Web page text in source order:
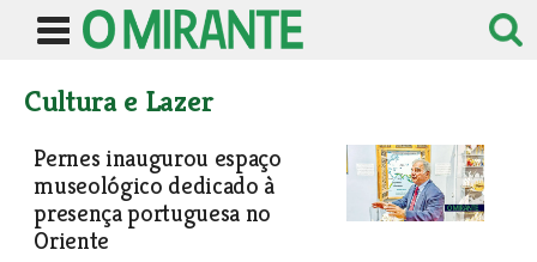
Cultura e Lazer
Pernes inaugurou espaço
museológico dedicado à
presença portuguesa no
Oriente